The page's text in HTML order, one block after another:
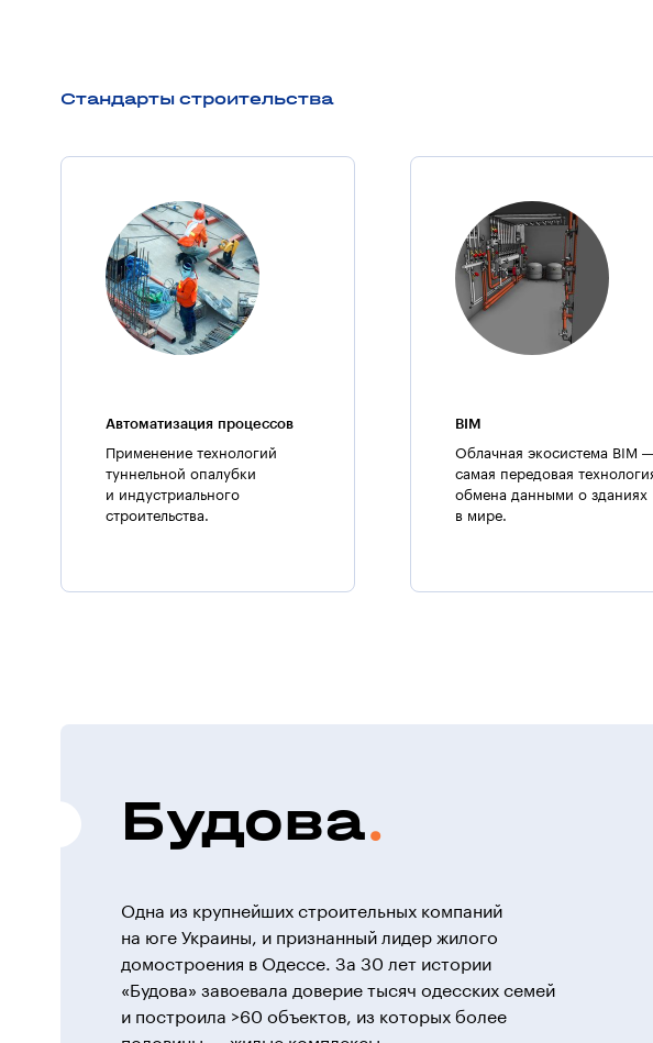
— место
Стандарты строительства
Автоматизация процессов
Применение технологий
туннельной опалубки
и индустриального
строительства.
BIM
Облачная экосистема BIM
самая передовая
обмена данными о зданиях
в мире.
Будова
Одна из крупнейших строительных компаний
на юге Украины, и признанный лидер жилого
домостроения в Одессе. За 30 лет истории
«Будова» завоевала доверие тысяч одесских семей
и построила >60 объектов, из которых более